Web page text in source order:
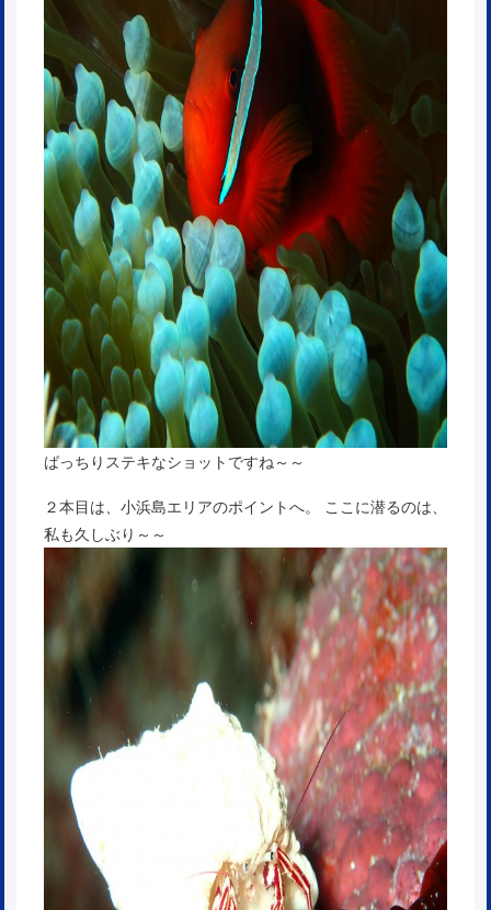
ばっちりステキなショットですね～～
２本目は、小浜島エリアのポイントへ。 ここに潜るのは、
私も久しぶり～～